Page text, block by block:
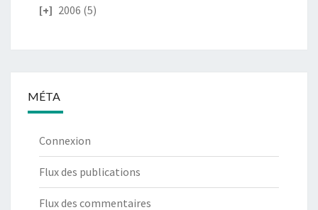
2006 (5)
MÉTA
Connexion
Flux des publications
Flux des commentaires